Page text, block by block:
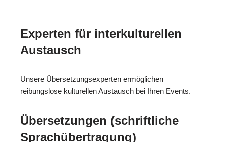
Experten für interkulturellen
Austausch
Unsere Übersetzungsexperten ermöglichen
reibungslose kulturellen Austausch bei Ihren Events.
Übersetzungen (schriftliche
Sprachübertragung)